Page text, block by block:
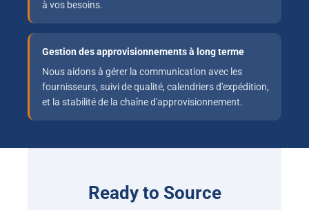
à vos besoins.
Gestion des approvisionnements à long terme
Nous aidons à gérer la communication avec les
fournisseurs, suivi de qualité, calendriers d'expédition,
et la stabilité de la chaîne d'approvisionnement.
Ready to Source